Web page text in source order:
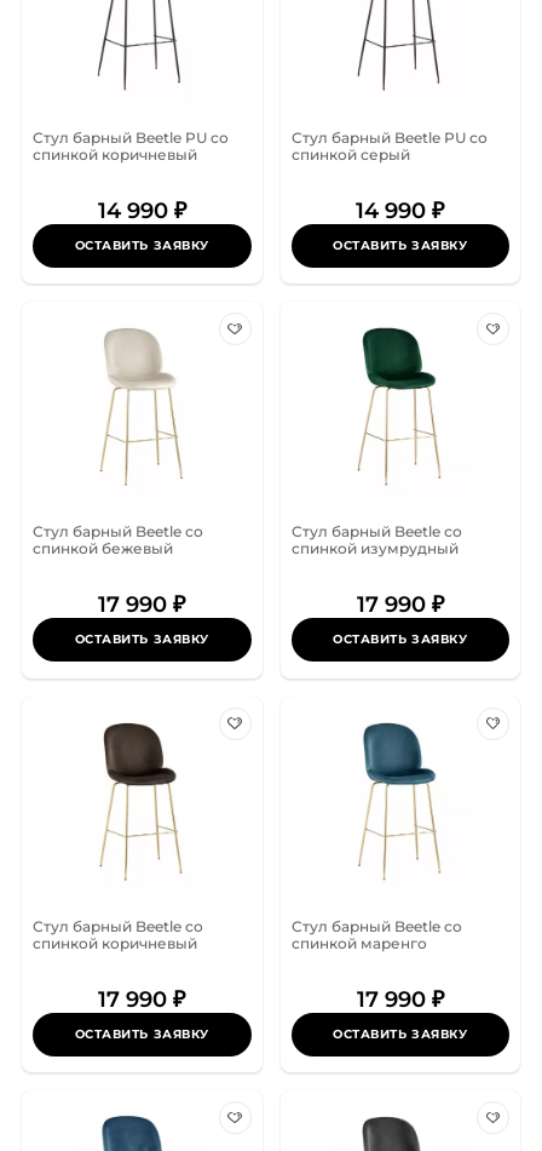
Стул барный Beetle PU со
спинкой коричневый
14 990 ₽
ОСТАВИТЬ ЗАЯВКУ
Стул барный Beetle PU со
спинкой серый
14 990 ₽
ОСТАВИТЬ ЗАЯВКУ
Стул барный Beetle со
спинкой бежевый
17 990 ₽
ОСТАВИТЬ ЗАЯВКУ
Стул барный Beetle со
спинкой изумрудный
17 990 ₽
ОСТАВИТЬ ЗАЯВКУ
Стул барный Beetle со
спинкой коричневый
17 990 ₽
ОСТАВИТЬ ЗАЯВКУ
Стул барный Beetle со
спинкой маренго
17 990 ₽
ОСТАВИТЬ ЗАЯВКУ